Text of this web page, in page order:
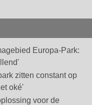
Europa-Park:
zitten constant op
oké'
voor de